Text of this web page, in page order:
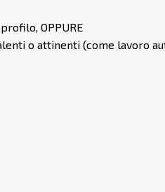
OPPURE
o attinenti (come lavoro